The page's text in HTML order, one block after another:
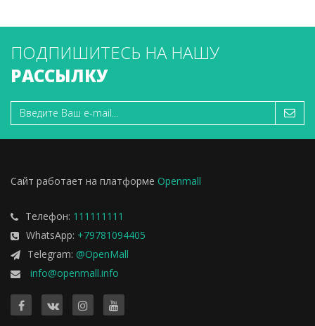
ПОДПИШИТЕСЬ НА НАШУ
РАССЫЛКУ
Сайт работает на платформе Openmall
Телефон: 111111111
WhatsApp: +79781094405
Telegram: @OpenMall
info@openmall.info